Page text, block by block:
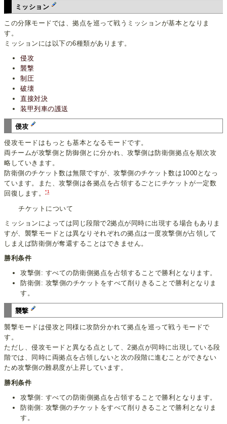
ミッション
この分隊モードでは、拠点を巡って戦うミッションが基本となりま
す。
ミッションには以下の6種類があります。
侵攻
襲撃
制圧
破壊
直接対決
装甲列車の護送
侵攻
侵攻モードはもっとも基本となるモードです。
両チームが攻撃側と防御側とに分かれ、攻撃側は防衛側拠点を順次攻
略していきます。
防衛側のチケット数は無限ですが、攻撃側のチケット数は1000となっ
ています。また、攻撃側は各拠点を占領するごとにチケットが一定数
回復します。*1
チケットについて
ミッションによっては同じ段階で2拠点が同時に出現する場合もありま
すが、襲撃モードとは異なりそれぞれの拠点は一度攻撃側が占領して
しまえば防衛側が奪還することはできません。
勝利条件
攻撃側: すべての防衛側拠点を占領することで勝利となります。
防衛側: 攻撃側のチケットをすべて削りきることで勝利となりま
す。
襲撃
襲撃モードは侵攻と同様に攻防分かれて拠点を巡って戦うモードで
す。
ただし、侵攻モードと異なる点として、2拠点が同時に出現している段
階では、同時に両拠点を占領しないと次の段階に進むことができない
ため攻撃側の難易度が上昇しています。
勝利条件
攻撃側: すべての防衛側拠点を占領することで勝利となります。
防衛側: 攻撃側のチケットをすべて削りきることで勝利となりま
す。